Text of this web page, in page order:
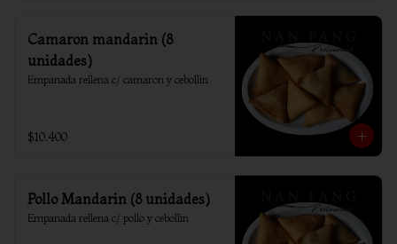
Camaron mandarin (8
unidades)
Empanada rellena c/ camaron y cebollin
$10.400
Pollo Mandarin (8 unidades)
Empanada rellena c/ pollo y cebollin